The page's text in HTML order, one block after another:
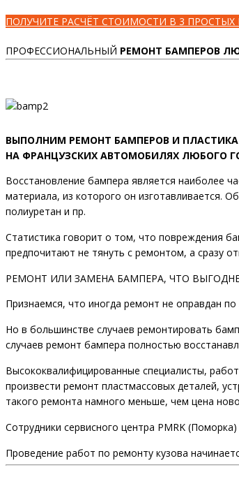
ПОЛУЧИТЕ РАСЧЁТ СТОИМОСТИ В 3 ПРОСТЫХ
ПРОФЕССИОНАЛЬНЫЙ РЕМОНТ БАМПЕРОВ
ВЫПОЛНИМ РЕМОНТ БАМПЕРОВ И ПЛАСТИКА
НА ФРАНЦУЗСКИХ АВТОМОБИЛЯХ ЛЮБОГО
Восстановление бампера является наиболее
материала, из которого он изготавливается.
полиуретан и пр.
Статистика говорит о том, что повреждения
предпочитают не тянуть с ремонтом, а сразу
РЕМОНТ ИЛИ ЗАМЕНА БАМПЕРА, ЧТО
Признаемся, что иногда ремонт не оправдан
Но в большинстве случаев ремонтировать
случаев ремонт бампера полностью
Высококвалифицированные специалисты,
произвести ремонт пластмассовых деталей,
такого ремонта намного меньше, чем цена
Сотрудники сервисного центра PMRK
Проведение работ по ремонту кузова